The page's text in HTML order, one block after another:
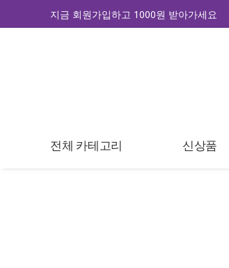
지금 회원가입하고 1000원 받아가세요
전체 카테고리 신상품